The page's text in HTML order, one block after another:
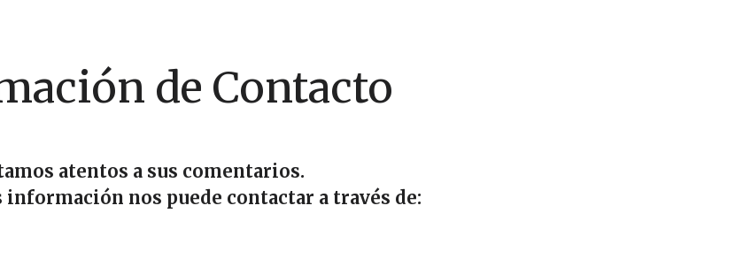
de Contacto
atentos a sus comentarios.
información nos puede contactar a través de: